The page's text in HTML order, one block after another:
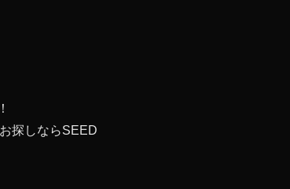
探しならSEED